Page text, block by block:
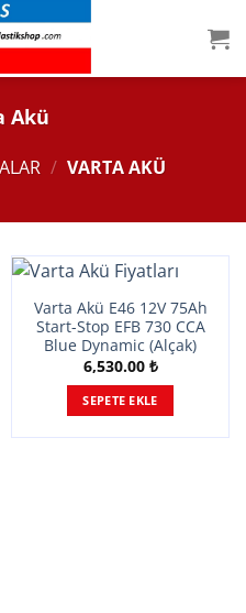
Akü
/ VARTA AKÜ
Varta Akü E46 12V 75Ah
Start-Stop EFB 730 CCA
Blue Dynamic (Alçak)
6,530.00 ₺
SEPETE EKLE